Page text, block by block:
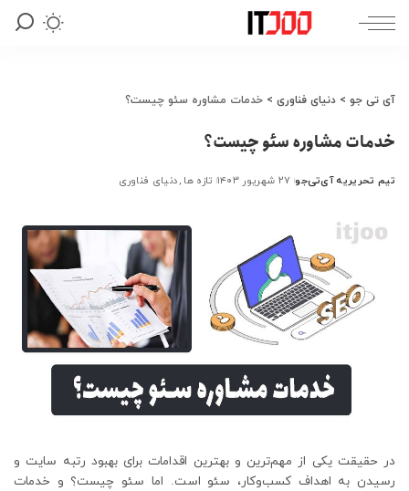
آی تی جو > دنیای فناوری > خدمات مشاوره سئو چیست؟
خدمات مشاوره سئو چیست؟
ارسال
تیم تحریریه آی‌تی‌جو ۲۷ شهریور ۱۴۰۳ تازه ها دنیای فناوری
در حقیقت یکی از مهم‌ترین و بهترین اقدامات برای بهبود رتبه سایت و
رسیدن به اهداف کسب‌وکار، سئو است. اما سئو چیست؟ و خدمات